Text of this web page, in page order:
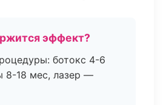
эффект?
ботокс 4-6
8-18 мес, лазер —